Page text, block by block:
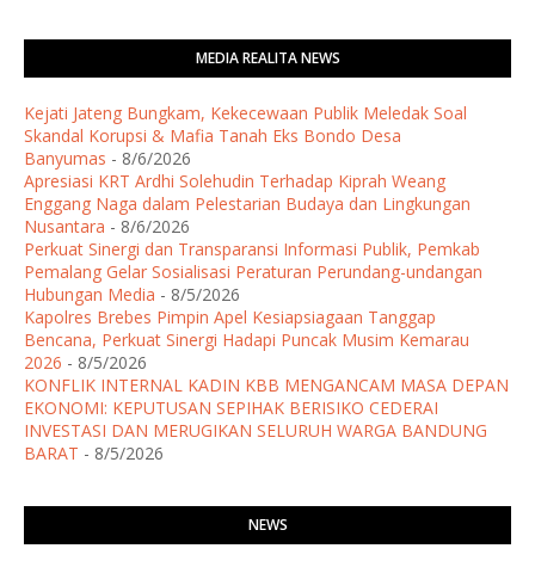
MEDIA REALITA NEWS
Kejati Jateng Bungkam, Kekecewaan Publik Meledak Soal
Skandal Korupsi & Mafia Tanah Eks Bondo Desa
Banyumas - 8/6/2026
Apresiasi KRT Ardhi Solehudin Terhadap Kiprah Weang
Enggang Naga dalam Pelestarian Budaya dan Lingkungan
Nusantara - 8/6/2026
Perkuat Sinergi dan Transparansi Informasi Publik, Pemkab
Pemalang Gelar Sosialisasi Peraturan Perundang-undangan
Hubungan Media - 8/5/2026
Kapolres Brebes Pimpin Apel Kesiapsiagaan Tanggap
Bencana, Perkuat Sinergi Hadapi Puncak Musim Kemarau
2026 - 8/5/2026
KONFLIK INTERNAL KADIN KBB MENGANCAM MASA DEPAN
EKONOMI: KEPUTUSAN SEPIHAK BERISIKO CEDERAI
INVESTASI DAN MERUGIKAN SELURUH WARGA BANDUNG
BARAT - 8/5/2026
NEWS